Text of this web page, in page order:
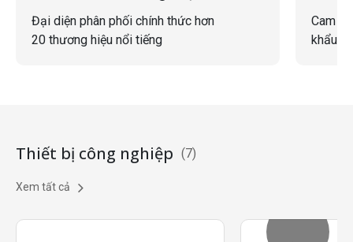
Đại diện phân phối chính thức hơn
20 thương hiệu nổi tiếng
Cam
khẩu
Thiết bị công nghiệp (7)
Xem tất cả